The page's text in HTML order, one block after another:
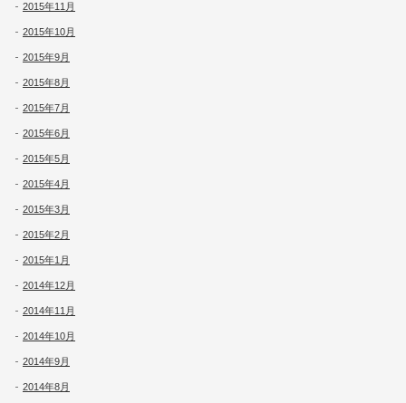
2015年11月
2015年10月
2015年9月
2015年8月
2015年7月
2015年6月
2015年5月
2015年4月
2015年3月
2015年2月
2015年1月
2014年12月
2014年11月
2014年10月
2014年9月
2014年8月